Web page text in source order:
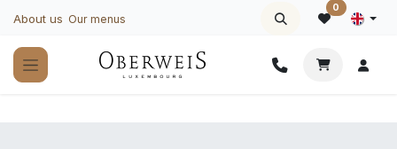
About us Our menus
0